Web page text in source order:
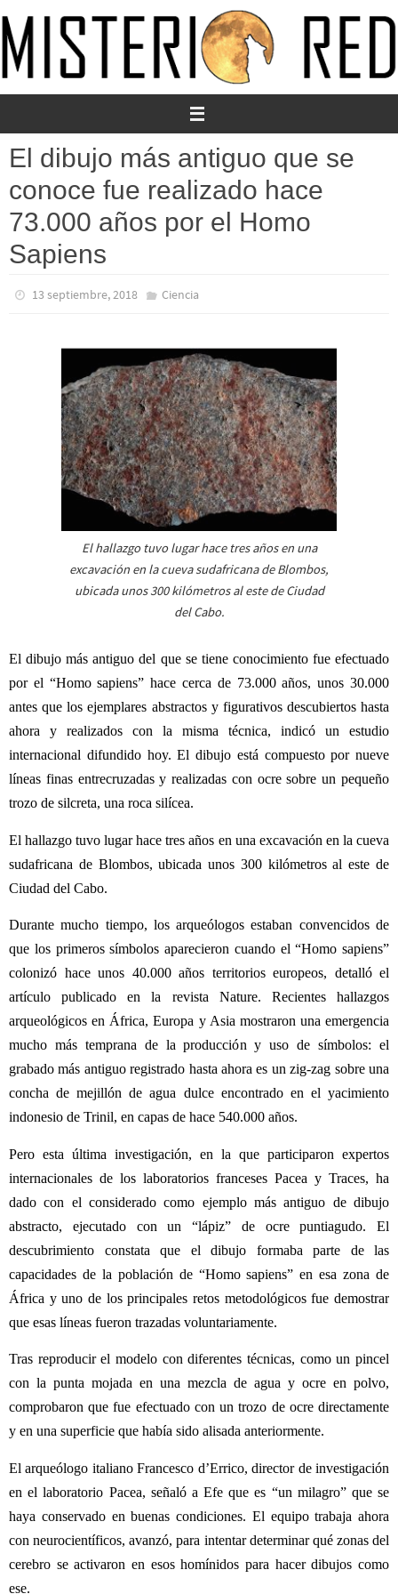
al
contenido
El dibujo más antiguo que se
conoce fue realizado hace
73.000 años por el Homo
Sapiens
13 septiembre, 2018 Ciencia
El hallazgo tuvo lugar hace tres años en una
excavación en la cueva sudafricana de Blombos,
ubicada unos 300 kilómetros al este de Ciudad
del Cabo.
El dibujo más antiguo del que se tiene conocimiento fue efectuado
por el “Homo sapiens” hace cerca de 73.000 años, unos 30.000
antes que los ejemplares abstractos y figurativos descubiertos hasta
ahora y realizados con la misma técnica, indicó un estudio
internacional difundido hoy. El dibujo está compuesto por nueve
líneas finas entrecruzadas y realizadas con ocre sobre un pequeño
trozo de silcreta, una roca silícea.
El hallazgo tuvo lugar hace tres años en una excavación en la cueva
sudafricana de Blombos, ubicada unos 300 kilómetros al este de
Ciudad del Cabo.
Durante mucho tiempo, los arqueólogos estaban convencidos de
que los primeros símbolos aparecieron cuando el “Homo sapiens”
colonizó hace unos 40.000 años territorios europeos, detalló el
artículo publicado en la revista Nature. Recientes hallazgos
arqueológicos en África, Europa y Asia mostraron una emergencia
mucho más temprana de la producción y uso de símbolos: el
grabado más antiguo registrado hasta ahora es un zig-zag sobre una
concha de mejillón de agua dulce encontrado en el yacimiento
indonesio de Trinil, en capas de hace 540.000 años.
Pero esta última investigación, en la que participaron expertos
internacionales de los laboratorios franceses Pacea y Traces, ha
dado con el considerado como ejemplo más antiguo de dibujo
abstracto, ejecutado con un “lápiz” de ocre puntiagudo. El
descubrimiento constata que el dibujo formaba parte de las
capacidades de la población de “Homo sapiens” en esa zona de
África y uno de los principales retos metodológicos fue demostrar
que esas líneas fueron trazadas voluntariamente.
Tras reproducir el modelo con diferentes técnicas, como un pincel
con la punta mojada en una mezcla de agua y ocre en polvo,
comprobaron que fue efectuado con un trozo de ocre directamente
y en una superficie que había sido alisada anteriormente.
El arqueólogo italiano Francesco d’Errico, director de investigación
en el laboratorio Pacea, señaló a Efe que es “un milagro” que se
haya conservado en buenas condiciones. El equipo trabaja ahora
con neurocientíficos, avanzó, para intentar determinar qué zonas del
cerebro se activaron en esos homínidos para hacer dibujos como
ese.